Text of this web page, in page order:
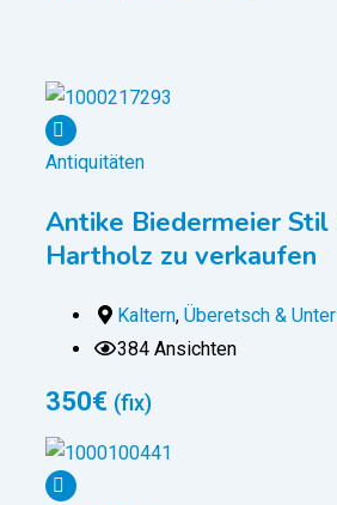
Antiquitäten
Antike Biedermeier Stil
Hartholz zu verkaufen
Kaltern, Überetsch &
384 Ansichten
350€ (fix)